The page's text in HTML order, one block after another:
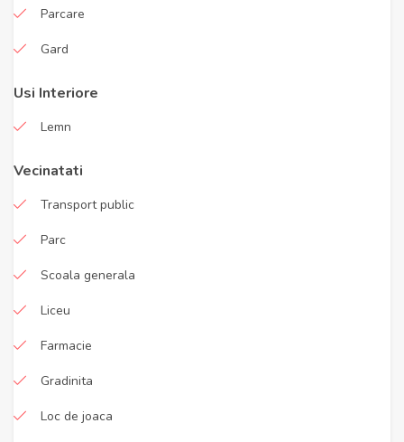
Parcare
Gard
Usi Interiore
Lemn
Vecinatati
Transport public
Parc
Scoala generala
Liceu
Farmacie
Gradinita
Loc de joaca